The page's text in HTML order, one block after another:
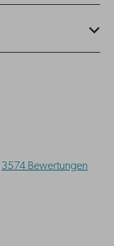
3574 Bewertungen